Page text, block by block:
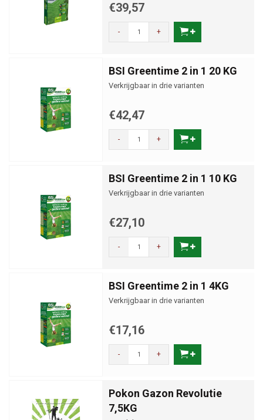
€39,57
- +
BSI Greentime 2 in 1 20 KG
Verkrijgbaar in drie varianten
€42,47
- +
BSI Greentime 2 in 1 10 KG
Verkrijgbaar in drie varianten
€27,10
- +
BSI Greentime 2 in 1 4KG
Verkrijgbaar in drie varianten
€17,16
- +
Pokon Gazon Revolutie
7,5KG